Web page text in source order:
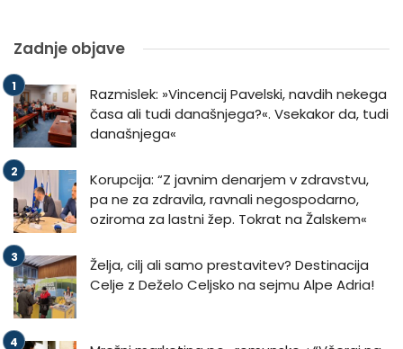
Zadnje objave
Razmislek: »Vincencij Pavelski, navdih nekega
časa ali tudi današnjega?«. Vsekakor da, tudi
današnjega«
Korupcija: “Z javnim denarjem v zdravstvu,
pa ne za zdravila, ravnali negospodarno,
oziroma za lastni žep. Tokrat na Žalskem«
Želja, cilj ali samo prestavitev? Destinacija
Celje z Deželo Celjsko na sejmu Alpe Adria!